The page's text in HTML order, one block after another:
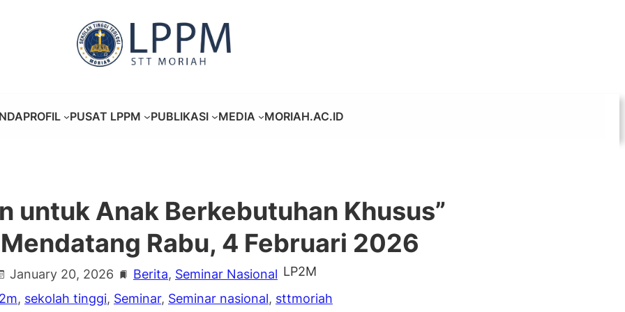
PROFIL PUSAT LPPM PUBLIKASI MEDIA MORIAH.AC.ID
untuk Anak Berkebutuhan Khusus”
Rabu, 4 Februari 2026
January 20, 2026 Berita, Seminar Nasional LP2M
, sekolah tinggi, Seminar, Seminar nasional, sttmoriah